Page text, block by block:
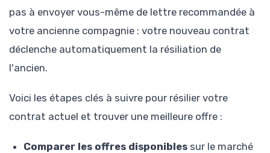
pas à envoyer vous-même de lettre recommandée à
votre ancienne compagnie : votre nouveau contrat
déclenche automatiquement la résiliation de
l'ancien.
Voici les étapes clés à suivre pour résilier votre
contrat actuel et trouver une meilleure offre :
Comparer les offres disponibles sur le marché